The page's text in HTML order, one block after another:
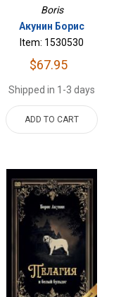
Boris
Акунин Борис
Item: 1530530
$67.95
Shipped in 1-3 days
ADD TO CART